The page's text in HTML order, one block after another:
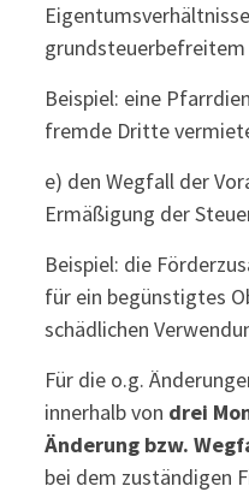
grundsteuerbefreitem
Beispiel: eine
fremde Dritte
e) den Wegfall der
Ermäßigung der
Beispiel: die
für ein begünstigtes
schädlichen
Für die o.g.
innerhalb von drei
Änderung bzw.
bei dem zuständigen